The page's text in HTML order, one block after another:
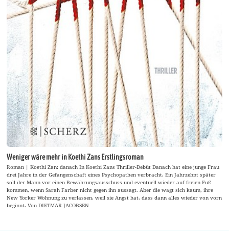
Weniger wäre mehr in Koethi Zans Erstlingsroman
Roman | Koethi Zan: danach In Koethi Zans Thriller-Debüt Danach hat eine junge Frau
drei Jahre in der Gefangenschaft eines Psychopathen verbracht. Ein Jahrzehnt später
soll der Mann vor einen Bewährungsausschuss und eventuell wieder auf freien Fuß
kommen, wenn Sarah Farber nicht gegen ihn aussagt. Aber die wagt sich kaum, ihre
New Yorker Wohnung zu verlassen, weil sie Angst hat, dass dann alles wieder von vorn
beginnt. Von DIETMAR JACOBSEN